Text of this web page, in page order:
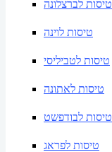
טיסות לברצלונה
טיסות לוינה
טיסות לטביליסי
טיסות לאתונה
טיסות לבודפשט
טיסות לפראג